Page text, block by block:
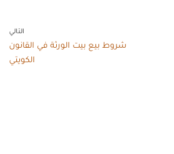
التالي
شروط بيع بيت الورثة في القانون
الكويتي